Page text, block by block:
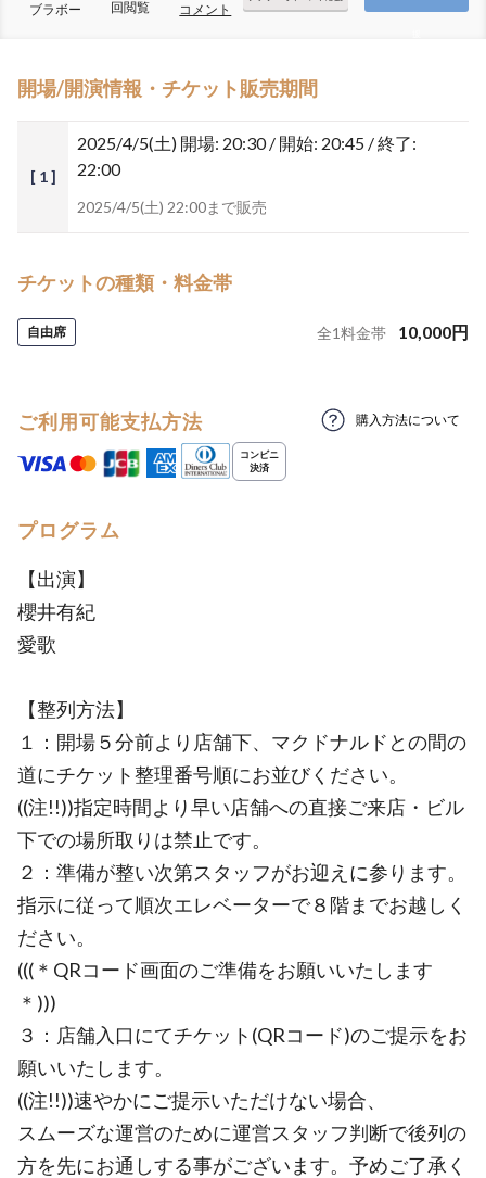
ブラボー 回閲覧 コメント
開場/開演情報・チケット販売期間
[ 1 ]
2025/4/5(土) 開場: 20:30 / 開始: 20:45 / 終了:
22:00
2025/4/5(土) 22:00まで販売
チケットの種類・料金帯
自由席 全1料金帯 10,000円
ご利用可能支払方法 購入方法について
プログラム
【出演】
櫻井有紀
愛歌
【整列方法】
１：開場５分前より店舗下、マクドナルドとの間の
道にチケット整理番号順にお並びください。
((注!!))指定時間より早い店舗への直接ご来店・ビル
下での場所取りは禁止です。
２：準備が整い次第スタッフがお迎えに参ります。
指示に従って順次エレベーターで８階までお越しく
ださい。
(((＊QRコード画面のご準備をお願いいたします
＊)))
３：店舗入口にてチケット(QRコード)のご提示をお
願いいたします。
((注!!))速やかにご提示いただけない場合、
スムーズな運営のために運営スタッフ判断で後列の
方を先にお通しする事がございます。予めご了承く